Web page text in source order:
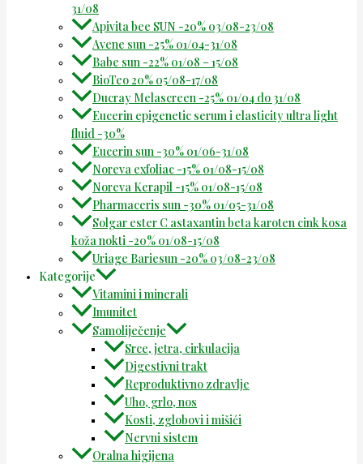
31/08
Apivita bee SUN -20% 03/08-23/08
Avene sun -25% 01/04-31/08
Babe sun -22% 01/08 – 15/08
BioTeo 20% 05/08-17/08
Ducray Melascreen -25% 01/04 do 31/08
Eucerin epigenetic serum i elasticity ultra light
fluid -30%
Eucerin sun -30% 01/06-31/08
Noreva exfoliac -15% 01/08-15/08
Noreva Kerapil -15% 01/08-15/08
Pharmaceris sun -30% 01/05-31/08
Solgar ester C astaxantin beta karoten cink kosa
koža nokti -20% 01/08-15/08
Uriage Bariesun -20% 03/08-23/08
Kategorije
Vitamini i minerali
Imunitet
Samoliječenje
Srce, jetra, cirkulacija
Digestivni trakt
Reproduktivno zdravlje
Uho, grlo, nos
Kosti, zglobovi i mišići
Nervni sistem
Oralna higijena